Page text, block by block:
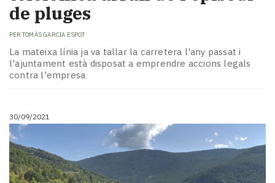
de pluges
PER TOMÀS GARCIA ESPOT
La mateixa línia ja va tallar la carretera l'any passat i
l'ajuntament està disposat a emprendre accions legals
contra l'empresa
30/09/2021